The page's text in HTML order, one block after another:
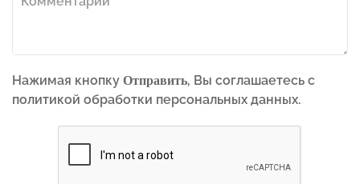
Нажимая кнопку Отправить, Вы соглашаетесь с
политикой обработки персональных данных.